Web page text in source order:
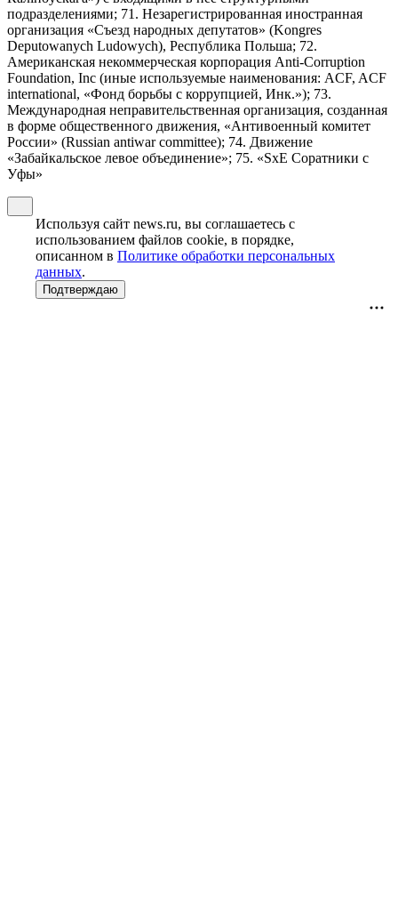
подразделениями; 71. Незарегистрированная иностранная
организация «Съезд народных депутатов» (Kongres
Deputowanych Ludowych), Республика Польша; 72.
Американская некоммерческая корпорация Anti-Corruption
Foundation, Inc (иные используемые наименования: ACF, ACF
international, «Фонд борьбы с коррупцией, Инк.»); 73.
Международная неправительственная организация, созданная
в форме общественного движения, «Антивоенный комитет
России» (Russian antiwar committee); 74. Движение
«Забайкальское левое объединение»; 75. «SxE Соратники с
Уфы»
Используя сайт news.ru, вы соглашаетесь с
использованием файлов cookie, в порядке,
описанном в Политике обработки персональных
данных.
Подтверждаю